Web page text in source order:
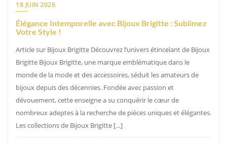
18 JUIN 2026
Élégance Intemporelle avec Bijoux Brigitte : Sublimez
Votre Style !
Article sur Bijoux Brigitte Découvrez l’univers étincelant de Bijoux
Brigitte Bijoux Brigitte, une marque emblématique dans le
monde de la mode et des accessoires, séduit les amateurs de
bijoux depuis des décennies. Fondée avec passion et
dévouement, cette enseigne a su conquérir le cœur de
nombreux adeptes à la recherche de pièces uniques et élégantes.
Les collections de Bijoux Brigitte […]